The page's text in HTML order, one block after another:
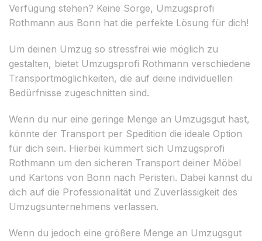
Verfügung stehen? Keine Sorge, Umzugsprofi
Rothmann aus Bonn hat die perfekte Lösung für dich!
Um deinen Umzug so stressfrei wie möglich zu
gestalten, bietet Umzugsprofi Rothmann verschiedene
Transportmöglichkeiten, die auf deine individuellen
Bedürfnisse zugeschnitten sind.
Wenn du nur eine geringe Menge an Umzugsgut hast,
könnte der Transport per Spedition die ideale Option
für dich sein. Hierbei kümmert sich Umzugsprofi
Rothmann um den sicheren Transport deiner Möbel
und Kartons von Bonn nach Peristeri. Dabei kannst du
dich auf die Professionalität und Zuverlässigkeit des
Umzugsunternehmens verlassen.
Wenn du jedoch eine größere Menge an Umzugsgut